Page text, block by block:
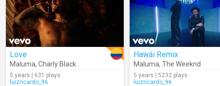
Love
Maluma, Charly Black
5 years | 631 plays
luizricardo_96
Hawái Remix
Maluma, The Weeknd
5 years | 5232 plays
luizricardo_96